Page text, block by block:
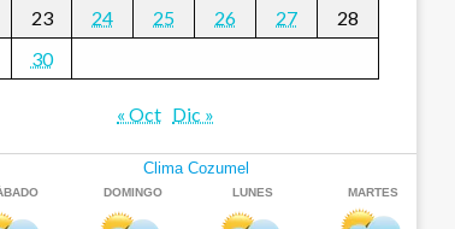
23 24 25 26 27
28
30
« Oct Dic »